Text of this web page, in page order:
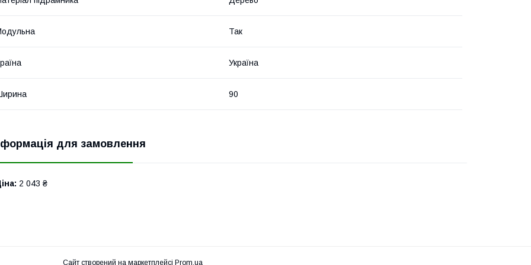
Так
Україна
90
для замовлення
2 043 ₴
Сайт створений на маркетплейсі Prom.ua